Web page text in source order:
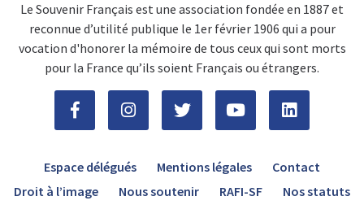
Le Souvenir Français est une association fondée en 1887 et
reconnue d’utilité publique le 1er février 1906 qui a pour
vocation d'honorer la mémoire de tous ceux qui sont morts
pour la France qu’ils soient Français ou étrangers.
Espace délégués Mentions légales
Contact
Droit à l’image
Nous soutenir RAFI-SF Nos statuts